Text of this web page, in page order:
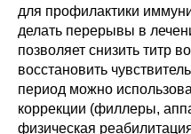
для профилактики
делать перерывы в
позволяет снизить титр
восстановить
период можно
коррекции (филлеры,
физическая